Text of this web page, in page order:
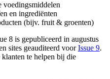
voedingsmiddelen
en ingrediënten
(bijv. fruit & groenten)
8 is gepubliceerd in augustus
sites geauditeerd voorIssue 9.
te helpen bij die